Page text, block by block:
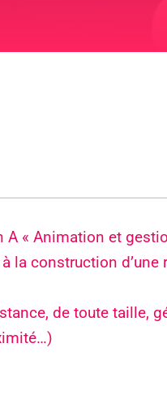
« Animation et
la construction d’une
de toute taille,